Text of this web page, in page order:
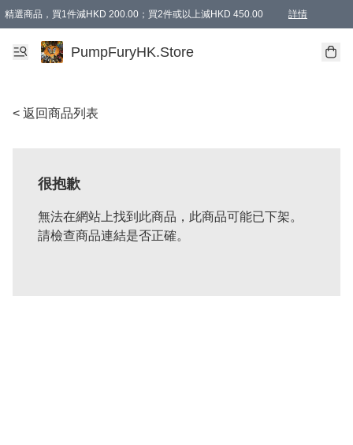
精選商品，買1件減HKD 200.00；買2件或以上減HKD 450.00 詳情
AAPE商品,會員專享9折或以上（按會員等級）AAPE products, members can
精選商品，任選買2件或以上減HKD 100.00
購物滿 HKD 800.00即享免運費優惠！（適用於 特定的送貨方式 )
PumpFuryHK.Store
< 返回商品列表
很抱歉
無法在網站上找到此商品，此商品可能已下架。
請檢查商品連結是否正確。